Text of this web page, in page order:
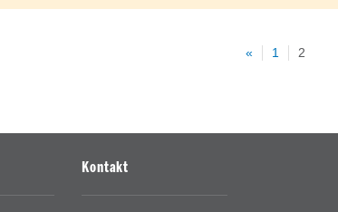
« 1 2
Kontakt